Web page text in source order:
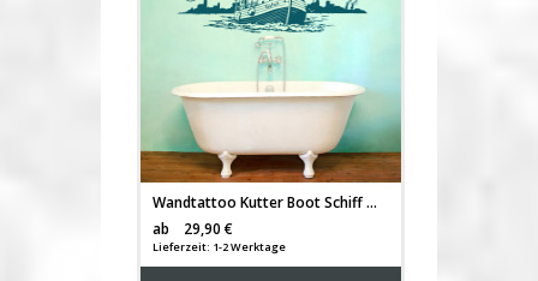
Wandtattoo Kutter Boot Schiff mit Skyline Stadt Rostock maritim Möwen Vögel Wellen Wasser Meer perfekt fürs Bade-/Wohnzimmer Wanddeko M2164
ab
29,90 €
Lieferzeit: 1-2 Werktage